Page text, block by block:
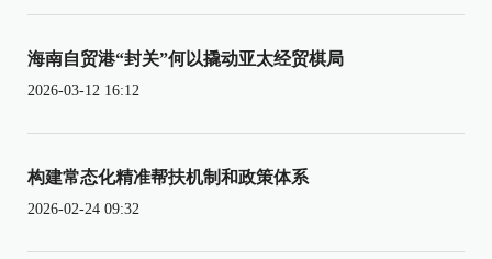
海南自贸港“封关”何以撬动亚太经贸棋局
2026-03-12 16:12
构建常态化精准帮扶机制和政策体系
2026-02-24 09:32